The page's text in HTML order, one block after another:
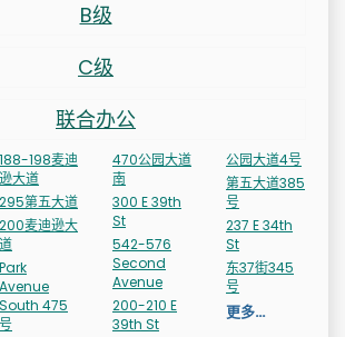
B级
C级
联合办公
188-198麦迪
逊大道
295第五大道
200麦迪逊大
道
Park
Avenue
South 475
号
470公园大道
南
300 E 39th
St
542-576
Second
Avenue
200-210 E
39th St
公园大道4号
第五大道385
号
237 E 34th
St
东37街345
号
更多…